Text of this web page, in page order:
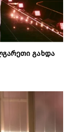
გახდა